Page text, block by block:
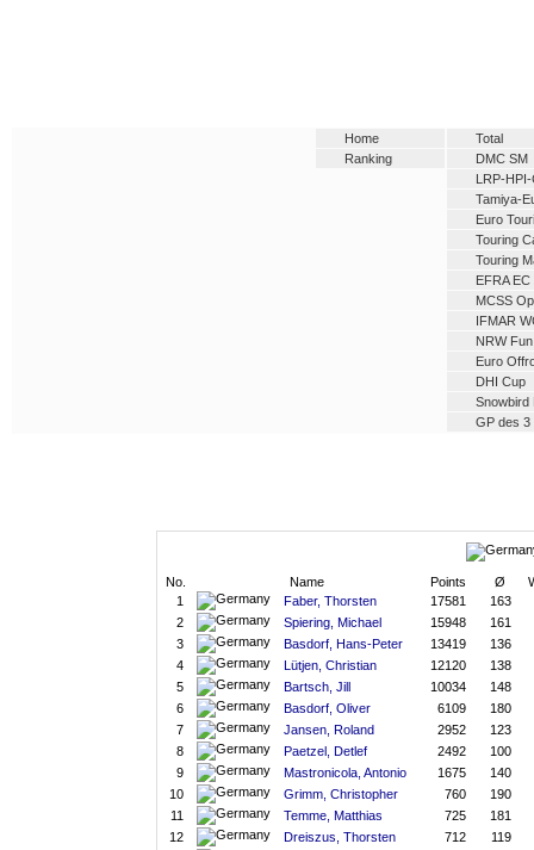
Home
Ranking
Total
DMC SM
LRP-
Tamiya-
Euro
Touring
Touring
EFRA EC
MCSS
IFMAR
NRW
Euro
DHI Cup
Snowbird
GP des 3
No. Name Points Ø
1
Faber, Thorsten 17581
163
2
Spiering, Michael 15948
161
3
Basdorf, Hans-Peter 13419
136
4
Lütjen, Christian 12120
138
5
Bartsch, Jill 10034
148
6
Basdorf, Oliver 6109
180
7
Jansen, Roland 2952
123
8
Paetzel, Detlef 2492
100
9
Mastronicola, Antonio 1675
140
10
Grimm, Christopher 760
190
11
Temme, Matthias 725
181
12
Dreiszus, Thorsten 712
119